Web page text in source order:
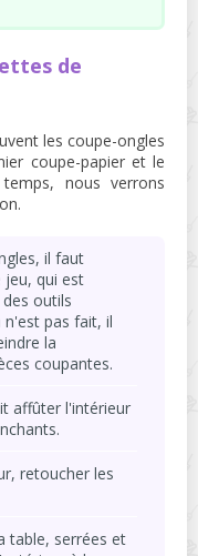
de
les coupe-ongles
coupe-papier et le
nous verrons
il faut
jeu, qui est
outils
pas fait, il
la
coupantes.
affûter l'intérieur
retoucher les
table, serrées et